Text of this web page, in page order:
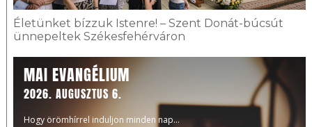
Életünket bízzuk Istenre! – Szent Donát-búcsút
ünnepeltek Székesfehérváron
MAI EVANGÉLIUM
2026. AUGUSZTUS 6.
Hogy örömhírrel induljon minden nap...